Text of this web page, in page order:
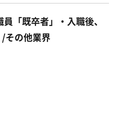
「既卒者」・入職後、
その他業界